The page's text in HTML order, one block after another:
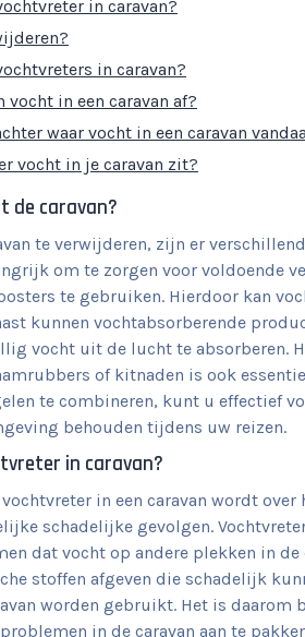
in caravan?
in caravan?
vocht in een caravan af?
waar vocht in een caravan
vocht in je caravan zit?
de caravan?
te verwijderen, zijn er
om te zorgen voor voldoende
te gebruiken. Hierdoor kan
kunnen vochtabsorberende
vocht uit de lucht te absorberen.
of kitnaden is ook
te combineren, kunt u effectief
behouden tijdens uw reizen.
in caravan?
in een caravan wordt
schadelijke gevolgen.
dat vocht op andere plekken in
stoffen afgeven die schadelijk
worden gebruikt. Het is
in de caravan aan te